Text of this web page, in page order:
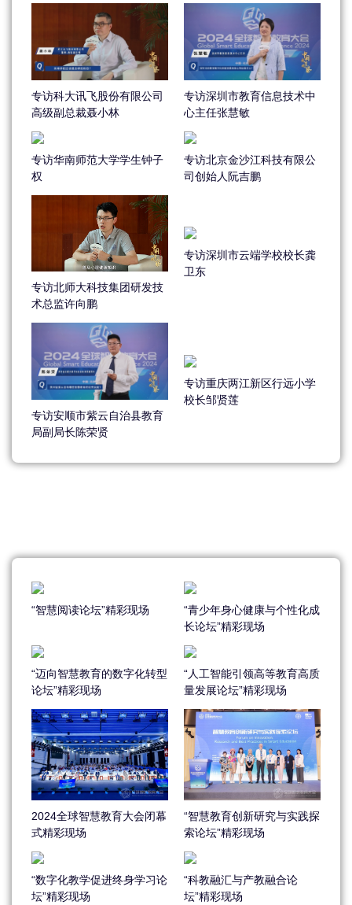
专访科大讯飞股份有限公司
高级副总裁聂小林
专访深圳市教育信息技术中
心主任张慧敏
专访华南师范大学学生钟子
权
专访北京金沙江科技有限公
司创始人阮吉鹏
专访北师大科技集团研发技
术总监许向鹏
专访深圳市云端学校校长龚
卫东
专访安顺市紫云自治县教育
局副局长陈荣贤
专访重庆两江新区行远小学
校长邹贤莲
“智慧阅读论坛”精彩现场
“青少年身心健康与个性化成
长论坛”精彩现场
“迈向智慧教育的数字化转型
论坛”精彩现场
“人工智能引领高等教育高质
量发展论坛”精彩现场
2024全球智慧教育大会闭幕
式精彩现场
“智慧教育创新研究与实践探
索论坛”精彩现场
“数字化教学促进终身学习论
坛”精彩现场
“科教融汇与产教融合论
坛”精彩现场